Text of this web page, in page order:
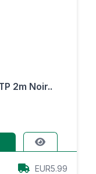
2m Noir..
EUR5.99